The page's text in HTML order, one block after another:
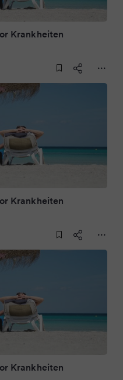
Krankheiten
Krankheiten
Krankheiten